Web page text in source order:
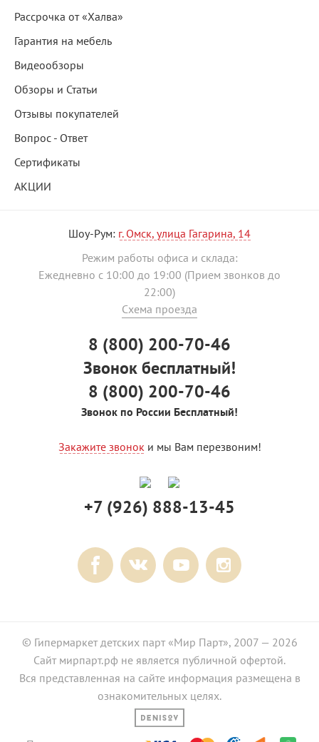
Рассрочка от «Халва»
Гарантия на мебель
Видеообзоры
Обзоры и Статьи
Отзывы покупателей
Вопрос - Ответ
Сертификаты
АКЦИИ
Шоу-Рум: г. Омск, улица Гагарина, 14
Режим работы офиса и склада:
Ежедневно с 10:00 до 19:00 (Прием звонков до
22:00)
Схема проезда
8 (800) 200-70-46
Звонок бесплатный!
8 (800) 200-70-46
Звонок по России Бесплатный!
Закажите звонок и мы Вам перезвоним!
+7 (926) 888-13-45
© Гипермаркет детских парт «Мир Парт», 2007 — 2026
Сайт мирпарт.рф не является публичной офертой.
Вся представленная на сайте информация размещена в
ознакомительных целях.